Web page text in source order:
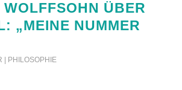
ÜBER
„MEINE NUMMER
| PHILOSOPHIE